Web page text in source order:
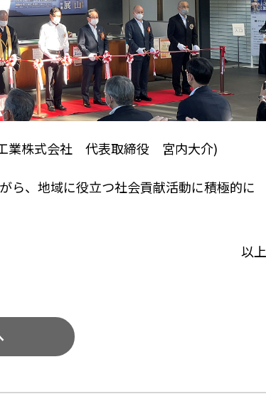
業株式会社 代表取締役 宮内大介)
ら、地域に役立つ社会貢献活動に積極的に
以上